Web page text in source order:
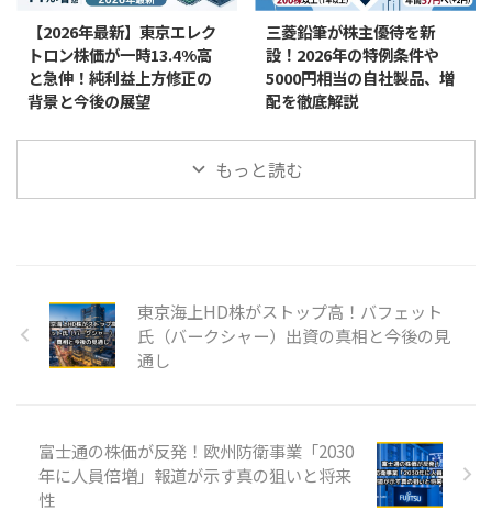
【2026年最新】東京エレク
トロン株価が一時13.4%高
と急伸！純利益上方修正の
背景と今後の展望
三菱鉛筆が株主優待を新
設！2026年の特例条件や
5000円相当の自社製品、増
配を徹底解説
もっと読む
東京海上HD株がストップ高！バフェット
氏（バークシャー）出資の真相と今後の見
通し
富士通の株価が反発！欧州防衛事業「2030
年に人員倍増」報道が示す真の狙いと将来
性